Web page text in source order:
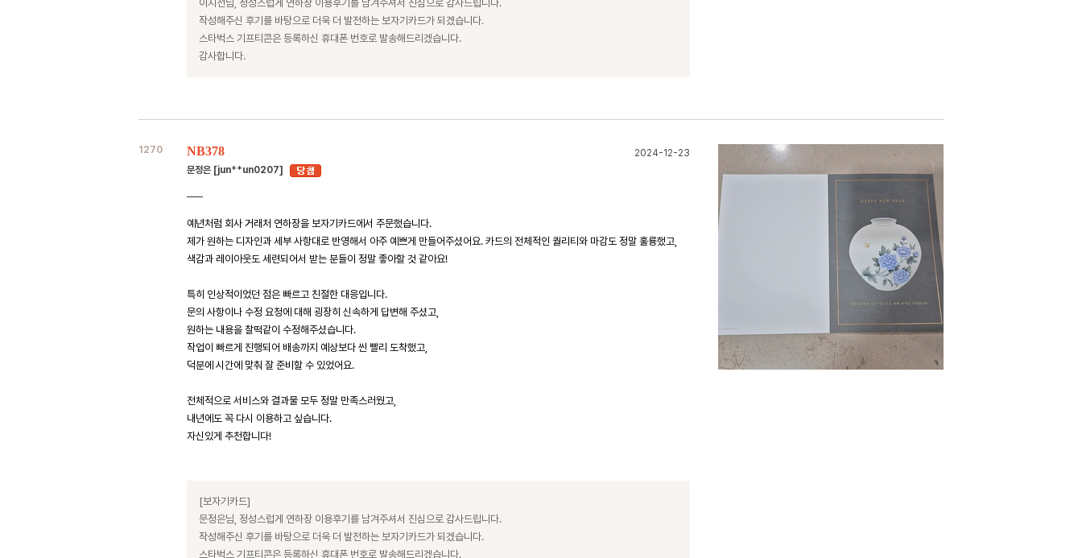
이지선님, 정성스럽게 연하장 이용후기를 남겨주셔서 진심으로 감사드립니다.
작성해주신 후기를 바탕으로 더욱 더 발전하는 보자기카드가 되겠습니다.
스타벅스 기프티콘은 등록하신 휴대폰 번호로 발송해드리겠습니다.
감사합니다.
1270 NB378
2024-12-23
문정은 [jun**un0207]
예년처럼 회사 거래처 연하장을 보자기카드에서 주문했습니다.
제가 원하는 디자인과 세부 사항대로 반영해서 아주 예쁘게 만들어주셨어요. 카드의 전체적인 퀄리티와 마감도 정말 훌륭했고,
색감과 레이아웃도 세련되어서 받는 분들이 정말 좋아할 것 같아요!
특히 인상적이었던 점은 빠르고 친절한 대응입니다.
문의 사항이나 수정 요청에 대해 굉장히 신속하게 답변해 주셨고,
원하는 내용을 찰떡같이 수정해주셨습니다.
작업이 빠르게 진행되어 배송까지 예상보다 씬 빨리 도착했고,
덕분에 시간에 맞춰 잘 준비할 수 있었어요.
전체적으로 서비스와 결과물 모두 정말 만족스러웠고,
내년에도 꼭 다시 이용하고 싶습니다.
자신있게 추천합니다!
[보자기카드]
문정은님, 정성스럽게 연하장 이용후기를 남겨주셔서 진심으로 감사드립니다.
작성해주신 후기를 바탕으로 더욱 더 발전하는 보자기카드가 되겠습니다.
스타벅스 기프티콘은 등록하신 휴대폰 번호로 발송해드리겠습니다.